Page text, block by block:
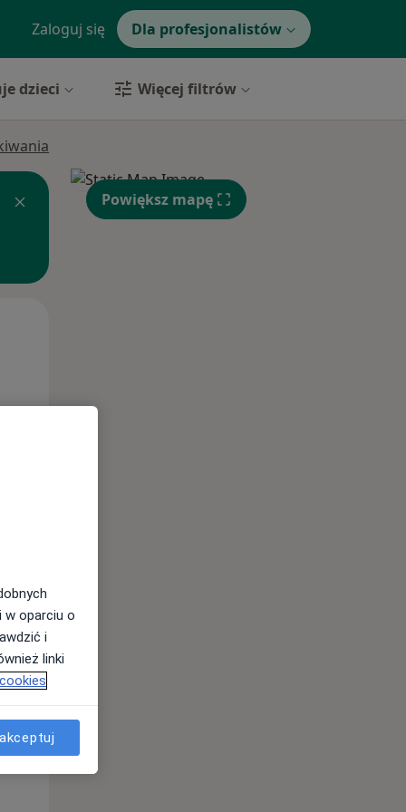
Zaloguj się Dla profesjonalistów
dzieci Więcej filtrów
Czw,
13 Sie
Powiększ mapę
w oparciu o
i
linki